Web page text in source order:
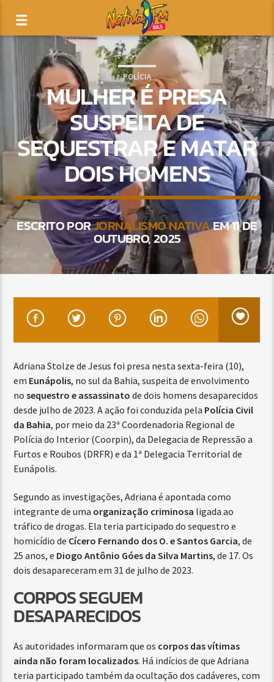
POLÍCIA
MULHER É PRESA
SUSPEITA DE
SEQUESTRAR E MATAR
DOIS HOMENS
ESCRITO PORJORNALISMO NATIVAEM 11 DE
OUTUBRO, 2025
Adriana Stolze de Jesus foi presa nesta sexta-feira (10),
em Eunápolis, no sul da Bahia, suspeita de envolvimento
nosequestro e assassinato de dois homens desaparecidos
desde julho de 2023. A ação foi conduzida pela Polícia Civil
da Bahia, por meio da 23ª Coordenadoria Regional de
Polícia do Interior (Coorpin), da Delegacia de Repressão a
Furtos e Roubos (DRFR) e da 1ª Delegacia Territorial de
Eunápolis.
Segundo as investigações, Adriana é apontada como
integrante de uma organização criminosa ligada ao
tráfico de drogas. Ela teria participado do sequestro e
homicídio de Cícero Fernando dos O. e Santos Garcia, de
25 anos, e Diogo Antônio Góes da Silva Martins, de 17. Os
dois desapareceram em 31 de julho de 2023.
CORPOS SEGUEM
DESAPARECIDOS
As autoridades informaram que os corpos das vítimas
ainda não foram localizados. Há indícios de que Adriana
teria participado também da ocultação dos cadáveres, com